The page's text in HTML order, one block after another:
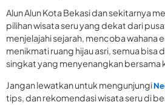
Alun Alun Kota Bekasi dan sekitarnya
pilihan wisata seru yang dekat dari
menjelajahi sejarah, mencoba wahana
menikmati ruang hijau asri, semua bisa
singkat yang menyenangkan bersama
Jangan lewatkan untuk mengunjungi
tips, dan rekomendasi wisata seru di